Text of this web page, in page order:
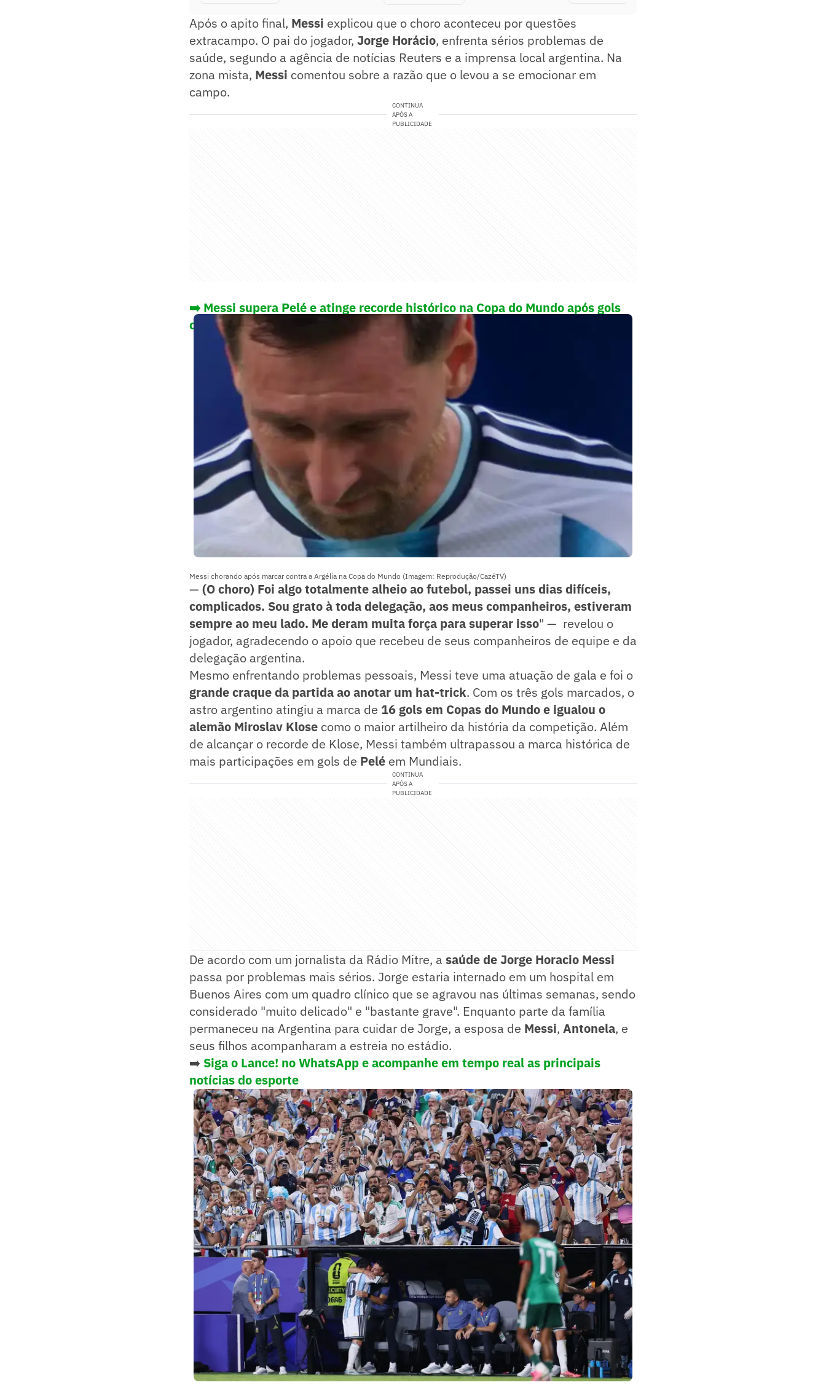
Após o apito final, Messi explicou que o choro aconteceu por questões
extracampo. O pai do jogador, Jorge Horácio, enfrenta sérios problemas de
saúde, segundo a agência de notícias Reuters e a imprensa local argentina. Na
zona mista, Messi comentou sobre a razão que o levou a se emocionar em
campo.
CONTINUA
APÓS A
PUBLICIDADE
➡️ Messi supera Pelé e atinge recorde histórico na Copa do Mundo após gols
contra Argélia
Messi chorando após marcar contra a Argélia na Copa do Mundo (Imagem: Reprodução/CazéTV)
— (O choro) Foi algo totalmente alheio ao futebol, passei uns dias difíceis,
complicados. Sou grato à toda delegação, aos meus companheiros, estiveram
sempre ao meu lado. Me deram muita força para superar isso" — revelou o
jogador, agradecendo o apoio que recebeu de seus companheiros de equipe e da
delegação argentina.
Mesmo enfrentando problemas pessoais, Messi teve uma atuação de gala e foi o
grande craque da partida ao anotar um hat-trick. Com os três gols marcados, o
astro argentino atingiu a marca de 16 gols em Copas do Mundo e igualou o
alemão Miroslav Klose como o maior artilheiro da história da competição. Além
de alcançar o recorde de Klose, Messi também ultrapassou a marca histórica de
mais participações em gols de Pelé em Mundiais.
CONTINUA
APÓS A
PUBLICIDADE
De acordo com um jornalista da Rádio Mitre, a saúde de Jorge Horacio Messi
passa por problemas mais sérios. Jorge estaria internado em um hospital em
Buenos Aires com um quadro clínico que se agravou nas últimas semanas, sendo
considerado "muito delicado" e "bastante grave". Enquanto parte da família
permaneceu na Argentina para cuidar de Jorge, a esposa de Messi, Antonela, e
seus filhos acompanharam a estreia no estádio.
➡️ Siga o Lance! no WhatsApp e acompanhe em tempo real as principais
notícias do esporte